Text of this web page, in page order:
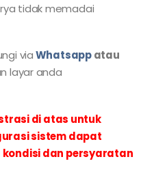
tidak memadai
viaWhatsappatau
layar anda
di atas untuk
sistem dapat
dan persyaratan